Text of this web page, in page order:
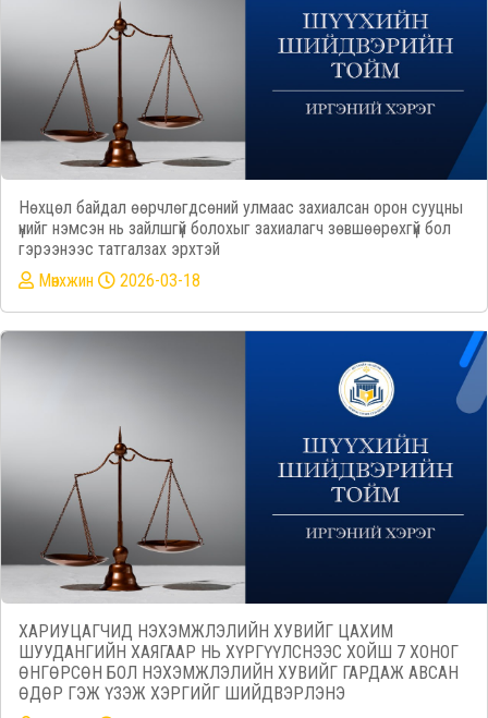
Нөхцөл байдал өөрчлөгдсөний улмаас захиалсан орон сууцны
үнийг нэмсэн нь зайлшгүй болохыг захиалагч зөвшөөрөхгүй бол
гэрээнээс татгалзах эрхтэй
Mөнхжин
2026-03-18
ХАРИУЦАГЧИД НЭХЭМЖЛЭЛИЙН ХУВИЙГ ЦАХИМ
ШУУДАНГИЙН ХАЯГААР НЬ ХҮРГҮҮЛСНЭЭС ХОЙШ 7 ХОНОГ
ӨНГӨРСӨН БОЛ НЭХЭМЖЛЭЛИЙН ХУВИЙГ ГАРДАЖ АВСАН
ӨДӨР ГЭЖ ҮЗЭЖ ХЭРГИЙГ ШИЙДВЭРЛЭНЭ